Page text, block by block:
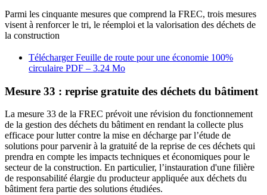
Parmi les cinquante mesures que comprend la FREC, trois mesures
visent à renforcer le tri, le réemploi et la valorisation des déchets de
la construction
Télécharger Feuille de route pour une économie 100%
circulaire PDF – 3.24 Mo
Mesure 33 : reprise gratuite des déchets du bâtiment
La mesure 33 de la FREC prévoit une révision du fonctionnement
de la gestion des déchets du bâtiment en rendant la collecte plus
efficace pour lutter contre la mise en décharge par l’étude de
solutions pour parvenir à la gratuité de la reprise de ces déchets qui
prendra en compte les impacts techniques et économiques pour le
secteur de la construction. En particulier, l’instauration d'une filière
de responsabilité élargie du producteur appliquée aux déchets du
bâtiment fera partie des solutions étudiées.